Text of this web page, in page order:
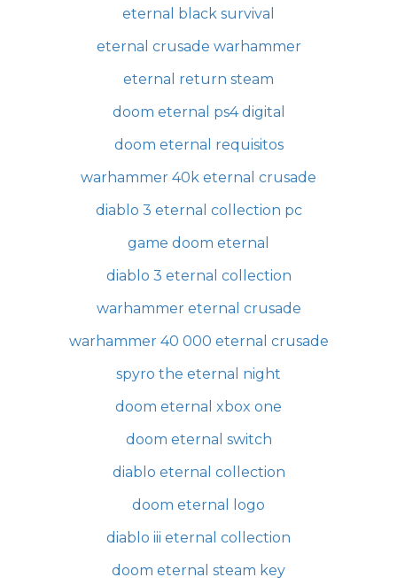
eternal black survival
eternal crusade warhammer
eternal return steam
doom eternal ps4 digital
doom eternal requisitos
warhammer 40k eternal crusade
diablo 3 eternal collection pc
game doom eternal
diablo 3 eternal collection
warhammer eternal crusade
warhammer 40 000 eternal crusade
spyro the eternal night
doom eternal xbox one
doom eternal switch
diablo eternal collection
doom eternal logo
diablo iii eternal collection
doom eternal steam key